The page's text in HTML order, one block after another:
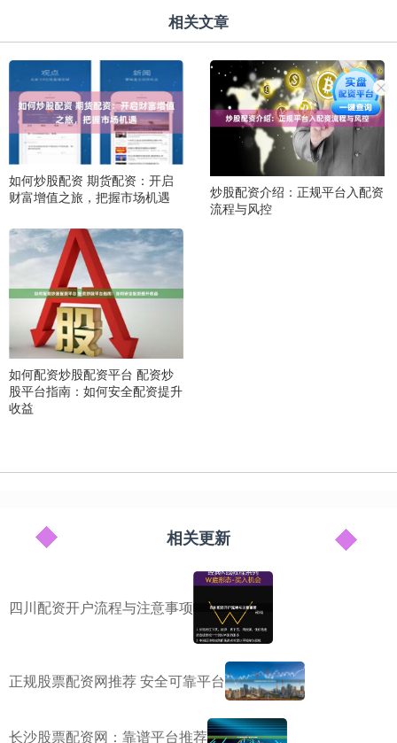
相关文章
如何炒股配资 期货配资：开启
财富增值之旅，把握市场机遇
炒股配资介绍：正规平台入配资
流程与风控
如何配资炒股配资平台 配资炒
股平台指南：如何安全配资提升
收益
相关更新
四川配资开户流程与注意事项
正规股票配资网推荐 安全可靠平台
长沙股票配资网：靠谱平台推荐